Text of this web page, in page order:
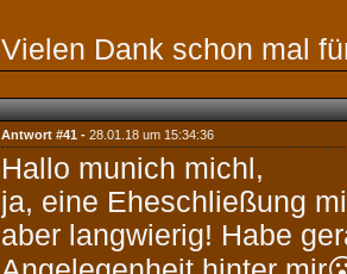
Vielen Dank schon mal
Antwort #41 - 28.01.18 um 15:34:36
Hallo munich michl,
ja, eine Eheschließung
aber langwierig! Habe